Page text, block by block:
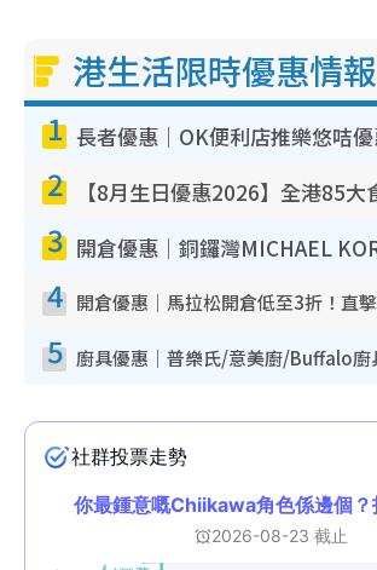
港生活限時優惠情報
1
2
3
4
5